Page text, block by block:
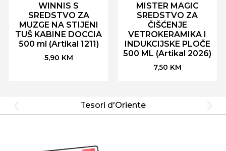
WINNIS S
SREDSTVO ZA
MUZGE NA STIJENI
TUŠ KABINE DOCCIA
500 ml (Artikal 1211)
5,90 KM
MISTER MAGIC
SREDSTVO ZA
ČIŠĆENJE
VETROKERAMIKA I
INDUKCIJSKE PLOČE
500 ML (Artikal 2026)
7,50 KM
Tesori d'Oriente